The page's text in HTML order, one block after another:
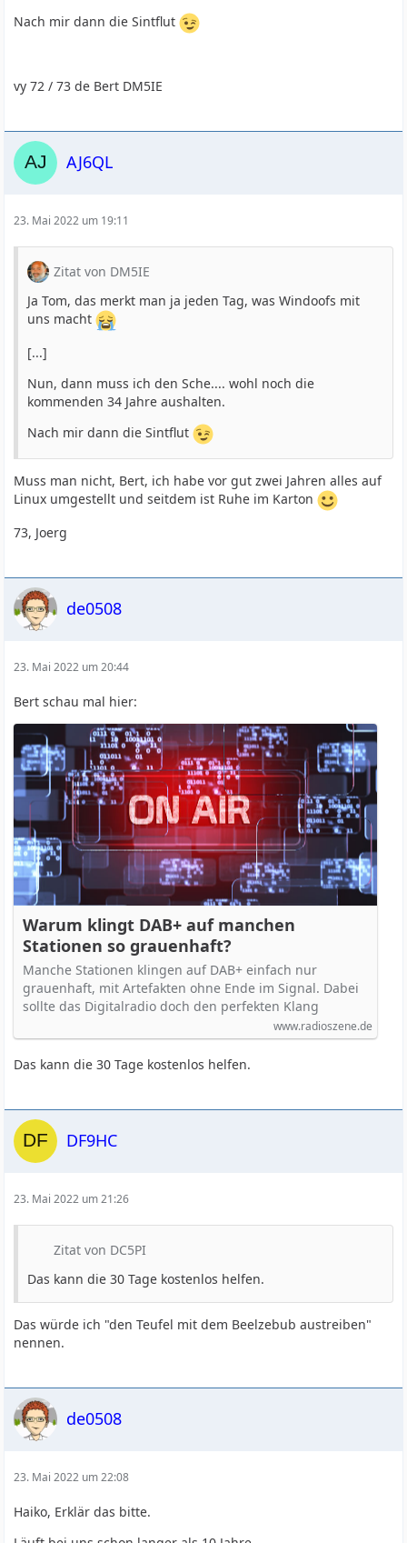
Nach mir dann die Sintflut
vy 72 / 73 de Bert DM5IE
AJ6QL
23. Mai 2022 um 19:11
Zitat von DM5IE
Ja Tom, das merkt man ja jeden Tag, was Windoofs mit
uns macht
[...]
Nun, dann muss ich den Sche.... wohl noch die
kommenden 34 Jahre aushalten.
Nach mir dann die Sintflut
Muss man nicht, Bert, ich habe vor gut zwei Jahren alles auf
Linux umgestellt und seitdem ist Ruhe im Karton
73, Joerg
de0508
23. Mai 2022 um 20:44
Bert schau mal hier:
Warum klingt DAB+ auf manchen
Stationen so grauenhaft?
Manche Stationen klingen auf DAB+ einfach nur
grauenhaft, mit Artefakten ohne Ende im Signal. Dabei
sollte das Digitalradio doch den perfekten Klang
www.radioszene.de
Das kann die 30 Tage kostenlos helfen.
DF9HC
23. Mai 2022 um 21:26
Zitat von DC5PI
Das kann die 30 Tage kostenlos helfen.
Das würde ich "den Teufel mit dem Beelzebub austreiben"
nennen.
de0508
23. Mai 2022 um 22:08
Haiko, Erklär das bitte.